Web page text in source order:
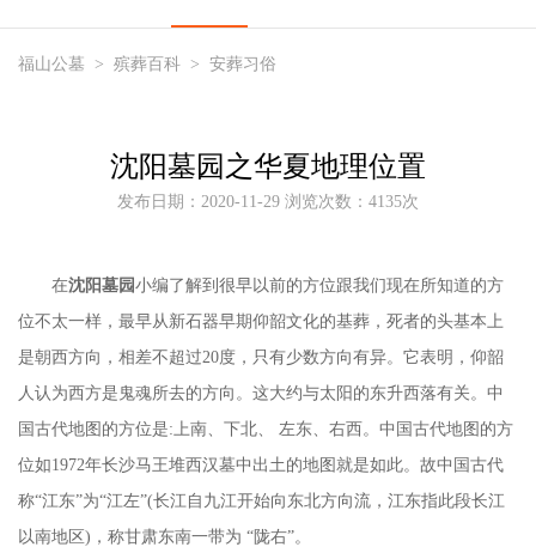
福山公墓 > 殡葬百科 > 安葬习俗
沈阳墓园之华夏地理位置
发布日期：2020-11-29 浏览次数：4135次
在沈阳墓园小编了解到很早以前的方位跟我们现在所知道的方
位不太一样，最早从新石器早期仰韶文化的基葬，死者的头基本上
是朝西方向，相差不超过20度，只有少数方向有异。它表明，仰韶
人认为西方是鬼魂所去的方向。这大约与太阳的东升西落有关。中
国古代地图的方位是:上南、下北、 左东、右西。中国古代地图的方
位如1972年长沙马王堆西汉墓中出土的地图就是如此。故中国古代
称“江东”为“江左”(长江自九江开始向东北方向流，江东指此段长江
以南地区)，称甘肃东南一带为 “陇右”。